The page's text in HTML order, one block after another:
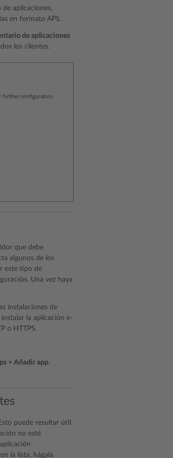
aplicaciones,
en formato APS.
de aplicaciones
los clientes.
que debe
algunos de los
este tipo de
Una vez haya
instalaciones de
la aplicación e-
o HTTPS.
> Añadir app.
puede resultar útil
no esté
la lista, hágala